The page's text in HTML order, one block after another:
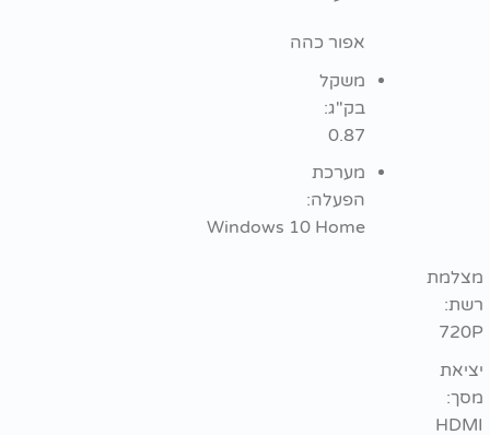
אפור כהה
משקל
בק"ג:
0.87
מערכת
הפעלה:
Windows 10 Home